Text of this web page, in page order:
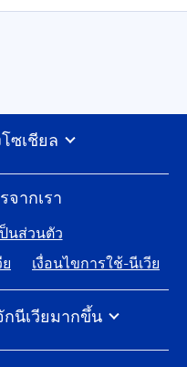
จากเรา
นส่วนตัว
เงื่อนไขการใช้-นีเวีย
กนีเวียมากขึ้น
วมงานกับไบเออร์สด๊อรฟ
ซเชียล